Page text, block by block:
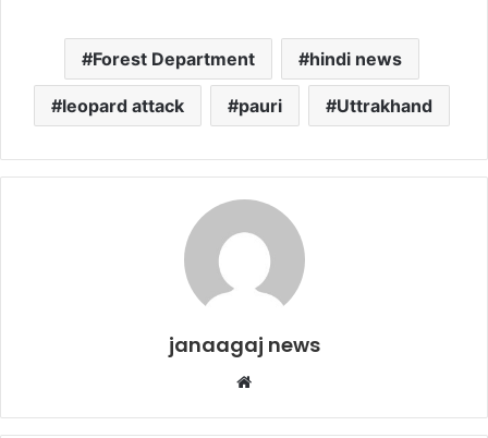
Forest Department hindi news
leopard attack pauri Uttrakhand
janaagaj news
Website